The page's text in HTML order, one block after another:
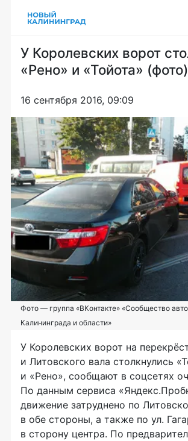
У Королевских ворот
«Рено» и «Тойота» (фото)
16 сентября 2016, 09:09
Фото — группа «ВКонтакте» «Сообщество
Калининграда и области»
У Королевских ворот на
и Литовского вала столкнулись
и «Рено», сообщают в соцсетях
По данным сервиса
движение затруднено по
в обе стороны, а также по ул.
в сторону центра. По